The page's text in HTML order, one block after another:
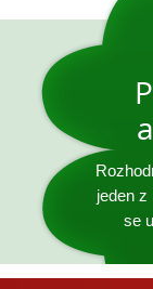
jeden z
se